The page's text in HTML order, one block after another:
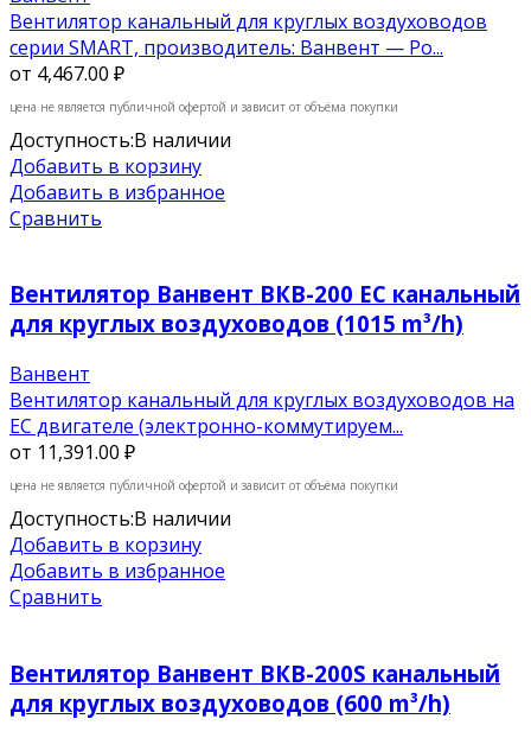
Вентилятор канальный для круглых воздуховодов
серии SMART, производитель: Ванвент — Ро...
от 4,467.00 ₽
цена не является публичной офертой и зависит от объёма покупки
Доступность:В наличии
Добавить в корзину
Добавить в избранное
Сравнить
Вентилятор Ванвент ВКВ-200 EC канальный
для круглых воздуховодов (1015 m³/h)
Ванвент
Вентилятор канальный для круглых воздуховодов на
ЕС двигателе (электронно-коммутируем...
от 11,391.00 ₽
цена не является публичной офертой и зависит от объёма покупки
Доступность:В наличии
Добавить в корзину
Добавить в избранное
Сравнить
Вентилятор Ванвент ВКВ-200S канальный
для круглых воздуховодов (600 m³/h)